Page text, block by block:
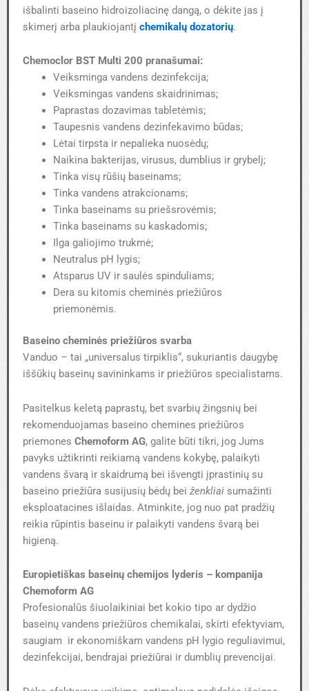
išbalinti baseino hidroizoliacinę dangą, o dėkite jas į
skimerį arba plaukiojantį chemikalų dozatorių.
Chemoclor BST Multi 200 pranašumai:
Veiksminga vandens dezinfekcija;
Veiksmingas vandens skaidrinimas;
Paprastas dozavimas tabletėmis;
Taupesnis vandens dezinfekavimo būdas;
Lėtai tirpsta ir nepalieka nuosėdų;
Naikina bakterijas, virusus, dumblius ir grybelį;
Tinka visų rūšių baseinams;
Tinka vandens atrakcionams;
Tinka baseinams su priešsrovėmis;
Tinka baseinams su kaskadomis;
Ilga galiojimo trukmė;
Neutralus pH lygis;
Atsparus UV ir saulės spinduliams;
Dera su kitomis cheminės priežiūros
priemonėmis.
Baseino cheminės priežiūros svarba
Vanduo – tai „universalus tirpiklis“, sukuriantis daugybę
iššūkių baseinų savininkams ir priežiūros specialistams.
Pasitelkus keletą paprastų, bet svarbių žingsnių bei
rekomenduojamas baseino chemines priežiūros
priemones Chemoform AG, galite būti tikri, jog Jums
pavyks užtikrinti reikiamą vandens kokybę, palaikyti
vandens švarą ir skaidrumą bei išvengti įprastinių su
baseino priežiūra susijusių bėdų bei ženkliai sumažinti
eksploatacines išlaidas. Atminkite, jog nuo pat pradžių
reikia rūpintis baseinu ir palaikyti vandens švarą bei
higieną.
Europietiškas baseinų chemijos lyderis – kompanija
Chemoform AG
Profesionalūs šiuolaikiniai bet kokio tipo ar dydžio
baseinų vandens priežiūros chemikalai, skirti efektyviam,
saugiam ir ekonomiškam vandens pH lygio reguliavimui,
dezinfekcijai, bendrajai priežiūrai ir dumblių prevencijai.